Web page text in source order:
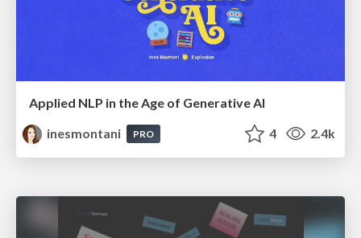
Applied NLP in the Age of Generative AI
inesmontani
PRO 4 2.4k